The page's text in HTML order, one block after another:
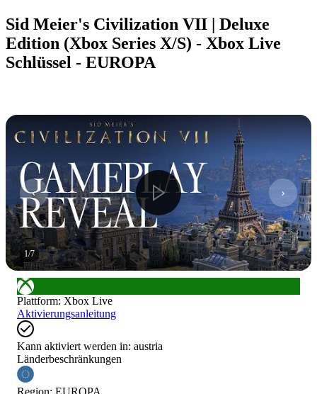
Sid Meier's Civilization VII | Deluxe
Edition (Xbox Series X/S) - Xbox Live
Schlüssel - EUROPA
1/7
Plattform: Xbox Live
Aktivierungsanleitung
Kann aktiviert werden in: austria
Länderbeschränkungen
Region: EUROPA